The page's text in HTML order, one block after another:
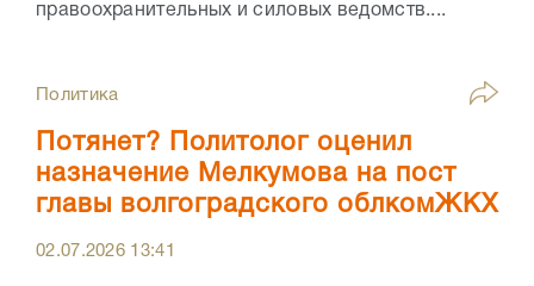
правоохранительных и силовых ведомств....
Политика
Потянет? Политолог оценил
назначение Мелкумова на пост
главы волгоградского облкомЖКХ
02.07.2026 13:41